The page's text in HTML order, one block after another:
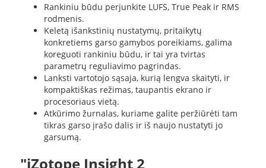
Rankiniu būdu perjunkite LUFS, True Peak ir RMS
rodmenis.
Keletą išankstinių nustatymų, pritaikytų
konkretiems garso gamybos poreikiams, galima
koreguoti rankiniu būdu, ir tai yra tvirtas
parametrų reguliavimo pagrindas.
Lanksti vartotojo sąsaja, kurią lengva skaityti, ir
kompaktiškas režimas, taupantis ekrano ir
procesoriaus vietą.
Atkūrimo žurnalas, kuriame galite peržiūrėti tam
tikras garso įrašo dalis ir iš naujo nustatyti jo
garsumą.
"iZotope Insight 2